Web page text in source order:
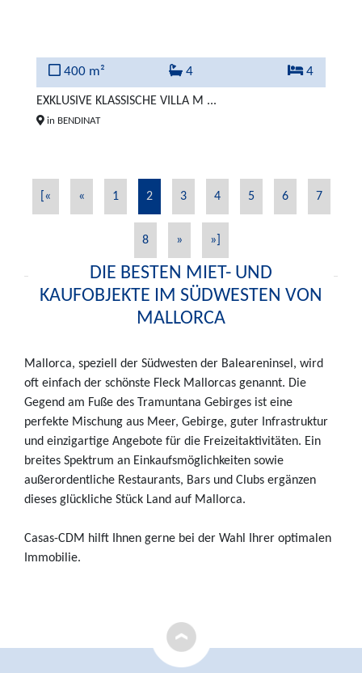
400 m² 4 4
EXKLUSIVE KLASSISCHE VILLA M ...
in BENDINAT
[« « 1 2 3 4 5 6 7
8 » »]
DIE BESTEN MIET- UND
KAUFOBJEKTE IM SÜDWESTEN VON
MALLORCA
Mallorca, speziell der Südwesten der Baleareninsel, wird
oft einfach der schönste Fleck Mallorcas genannt. Die
Gegend am Fuße des Tramuntana Gebirges ist eine
perfekte Mischung aus Meer, Gebirge, guter Infrastruktur
und einzigartige Angebote für die Freizeitaktivitäten. Ein
breites Spektrum an Einkaufsmöglichkeiten sowie
außerordentliche Restaurants, Bars und Clubs ergänzen
dieses glückliche Stück Land auf Mallorca.
Casas-CDM hilft Ihnen gerne bei der Wahl Ihrer optimalen
Immobilie.